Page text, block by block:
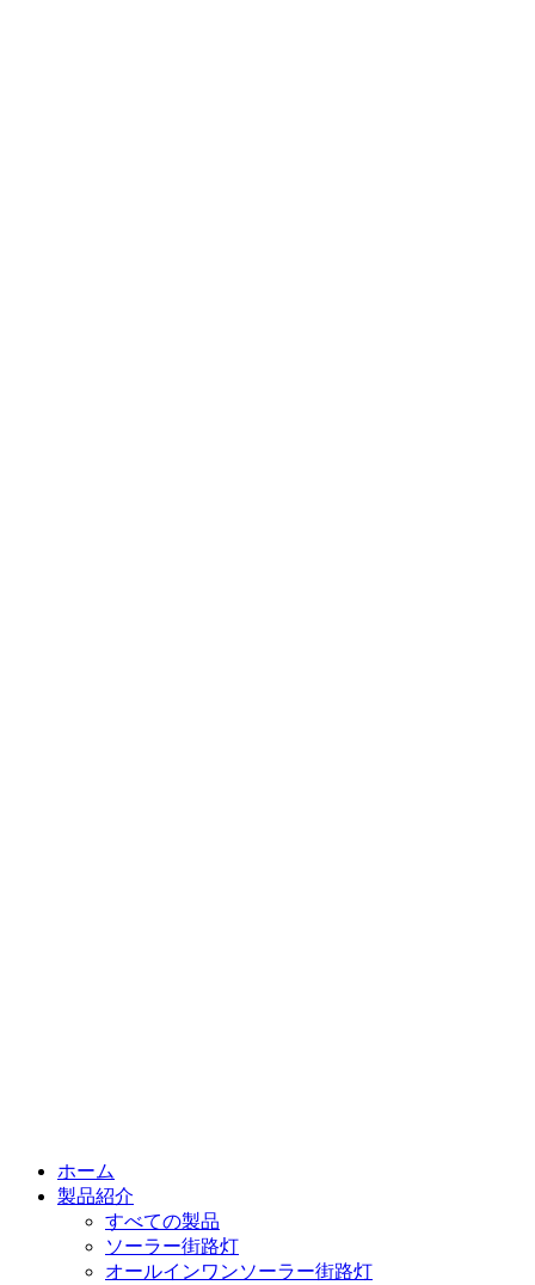
ホーム
製品紹介
すべての製品
ソーラー街路灯
オールインワンソーラー街路灯